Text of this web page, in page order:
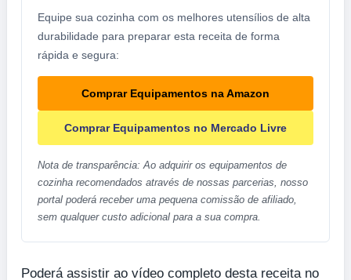
Equipe sua cozinha com os melhores utensílios de alta
durabilidade para preparar esta receita de forma
rápida e segura:
Comprar Equipamentos na Amazon
Comprar Equipamentos no Mercado Livre
Nota de transparência: Ao adquirir os equipamentos de
cozinha recomendados através de nossas parcerias, nosso
portal poderá receber uma pequena comissão de afiliado,
sem qualquer custo adicional para a sua compra.
Poderá assistir ao vídeo completo desta receita no